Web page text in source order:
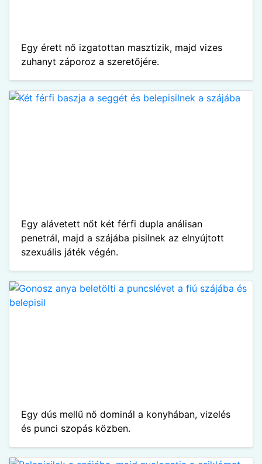
Egy érett nő izgatottan masztizik, majd vizes
zuhanyt záporoz a szeretőjére.
Egy alávetett nőt két férfi dupla análisan
penetrál, majd a szájába pisilnek az elnyújtott
szexuális játék végén.
Egy dús mellű nő dominál a konyhában, vizelés
és punci szopás közben.